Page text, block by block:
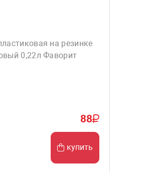
на резинке
0,22л Фаворит
88
купить